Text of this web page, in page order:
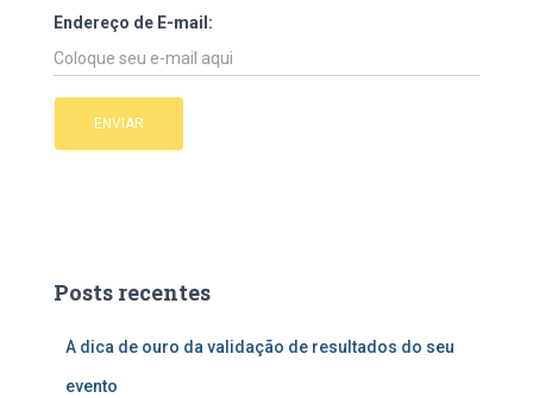
Endereço de E-mail:
Posts recentes
A dica de ouro da validação de resultados do seu
evento